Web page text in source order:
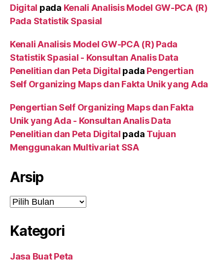
Digital pada Kenali Analisis Model GW-PCA (R)
Pada Statistik Spasial
Kenali Analisis Model GW-PCA (R) Pada
Statistik Spasial - Konsultan Analis Data
Penelitian dan Peta Digital pada Pengertian
Self Organizing Maps dan Fakta Unik yang Ada
Pengertian Self Organizing Maps dan Fakta
Unik yang Ada - Konsultan Analis Data
Penelitian dan Peta Digital pada Tujuan
Menggunakan Multivariat SSA
Arsip
Arsip
Kategori
Jasa Buat Peta